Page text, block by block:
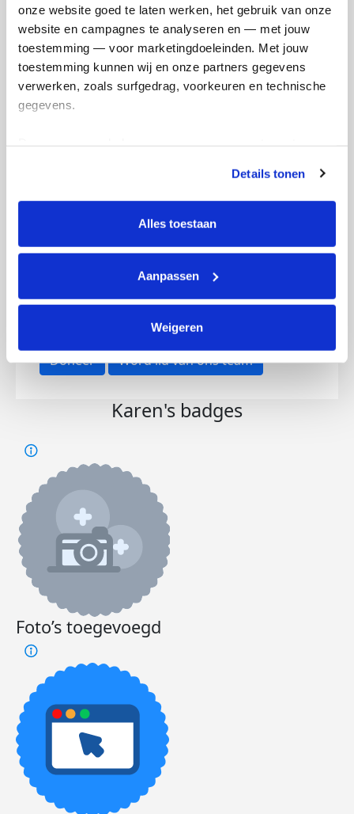
onze website goed te laten werken, het gebruik van onze
website en campagnes te analyseren en — met jouw
toestemming — voor marketingdoeleinden. Met jouw
toestemming kunnen wij en onze partners gegevens
verwerken, zoals surfgedrag, voorkeuren en technische
gegevens.
tonen. Je kunt je toestemming op elk moment wijzigen of
intrekken via Cookie instellingen onderaan de pagina. De
lijst met cookies is te vinden in het tabblad “details”.
Details tonen
Alles toestaan
Aanpassen
Weigeren
Ik wil bijdragen aan de transactiekosten
Doneer nu
Opgehaald Streefbedrag
Doneer Word lid van ons team
Karen's badges
Foto’s toegevoegd